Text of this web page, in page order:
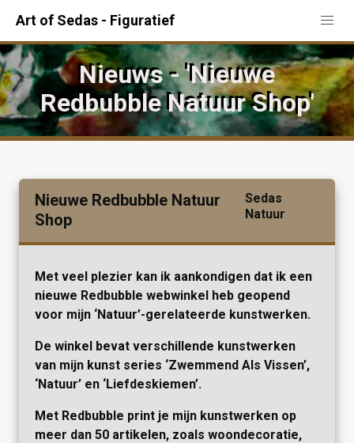
Art of Sedas - Figuratief
Nieuws - 'Nieuwe
Redbubble Natuur Shop'
Nieuwe Redbubble Natuur
Shop
Sedas
Natuur
Met veel plezier kan ik aankondigen dat ik een
nieuwe Redbubble webwinkel heb geopend
voor mijn ‘Natuur’-gerelateerde kunstwerken.
De winkel bevat verschillende kunstwerken
van mijn kunst series ‘Zwemmend Als Vissen’,
‘Natuur’ en ‘Liefdeskiemen’.
Met Redbubble print je mijn kunstwerken op
meer dan 50 artikelen, zoals woondecoratie,